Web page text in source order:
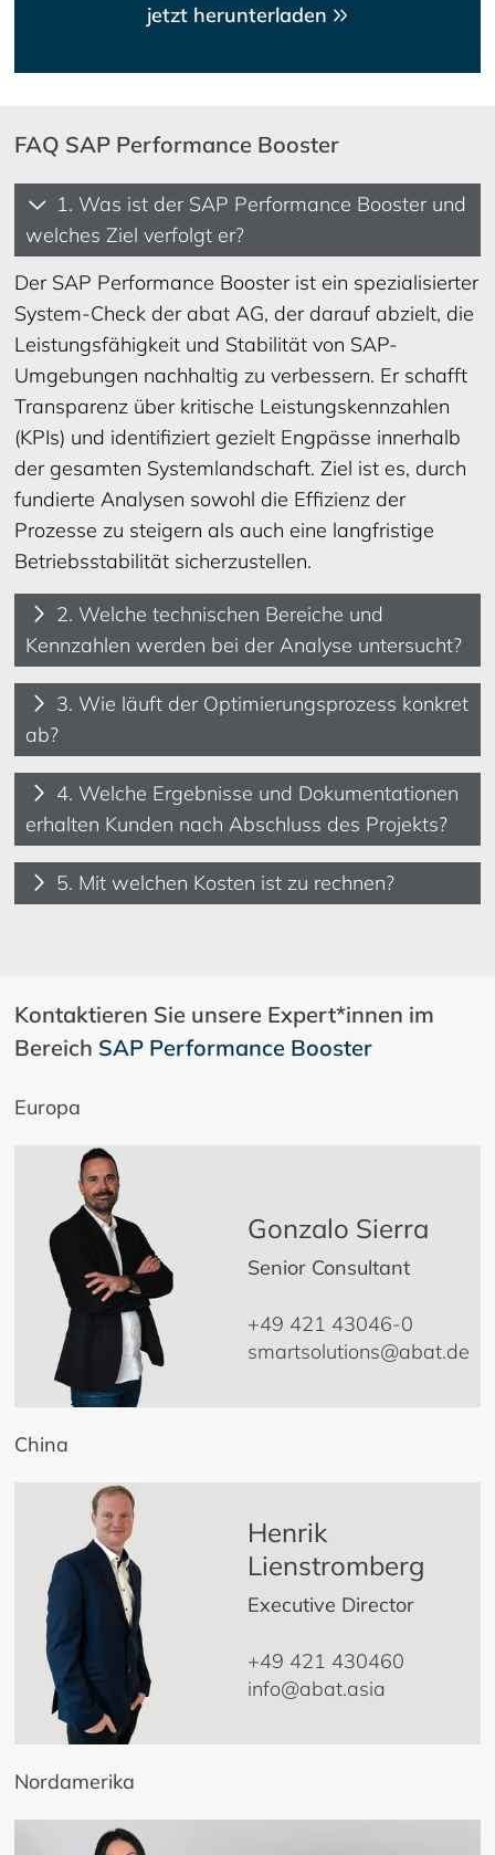
jetzt herunterladen
FAQ SAP Performance Booster
1. Was ist der SAP Performance Booster und
welches Ziel verfolgt er?
Der SAP Performance Booster ist ein spezialisierter
System-Check der abat AG, der darauf abzielt, die
Leistungsfähigkeit und Stabilität von SAP-
Umgebungen nachhaltig zu verbessern. Er schafft
Transparenz über kritische Leistungskennzahlen
(KPIs) und identifiziert gezielt Engpässe innerhalb
der gesamten Systemlandschaft. Ziel ist es, durch
fundierte Analysen sowohl die Effizienz der
Prozesse zu steigern als auch eine langfristige
Betriebsstabilität sicherzustellen.
2. Welche technischen Bereiche und
Kennzahlen werden bei der Analyse untersucht?
3. Wie läuft der Optimierungsprozess konkret
ab?
4. Welche Ergebnisse und Dokumentationen
erhalten Kunden nach Abschluss des Projekts?
5. Mit welchen Kosten ist zu rechnen?
Kontaktieren Sie unsere Expert*innen im
Bereich SAP Performance Booster
Europa
Gonzalo Sierra
Senior Consultant
+49 421 43046-0
smartsolutions@abat.de
China
Henrik
Lienstromberg
Executive Director
+49 421 430460
info@abat.asia
Nordamerika